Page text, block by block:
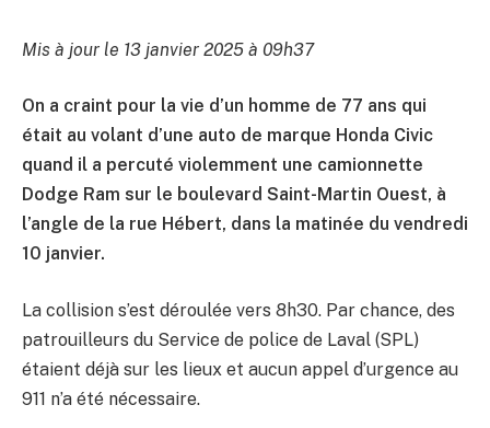
Mis à jour le 13 janvier 2025 à 09h37
On a craint pour la vie d’un homme de 77 ans qui
était au volant d’une auto de marque Honda Civic
quand il a percuté violemment une camionnette
Dodge Ram sur le boulevard Saint-Martin Ouest, à
l’angle de la rue Hébert, dans la matinée du vendredi
10 janvier.
La collision s’est déroulée vers 8h30. Par chance, des
patrouilleurs du Service de police de Laval (SPL)
étaient déjà sur les lieux et aucun appel d’urgence au
911 n’a été nécessaire.